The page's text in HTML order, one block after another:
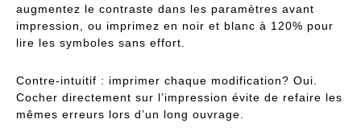
augmentez le contraste dans les paramètres avant
impression, ou imprimez en noir et blanc à 120% pour
lire les symboles sans effort.
Contre-intuitif : imprimer chaque modification? Oui.
Cocher directement sur l’impression évite de refaire les
mêmes erreurs lors d’un long ouvrage.